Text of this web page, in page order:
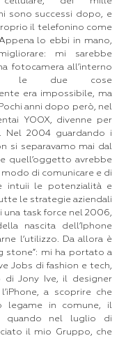
sono successi dopo, e
il telefonino come
lo ebbi in mano,
mi sarebbe
fotocamera all’interno
le due cose
era impossibile, ma
anni dopo però, nel
YOOX, divenne per
Nel 2004 guardando i
si separavamo mai dal
quell’oggetto avrebbe
di comunicare e di
intuii le potenzialità e
le strategie aziendali
una task force nel 2006,
nascita dell’Iphone
l‘utilizzo. Da allora è
stone”: mi ha portato a
Jobs di fashion e tech,
di Jony Ive, il designer
a scoprire che
legame in comune, il
quando nel luglio di
il mio Gruppo, che